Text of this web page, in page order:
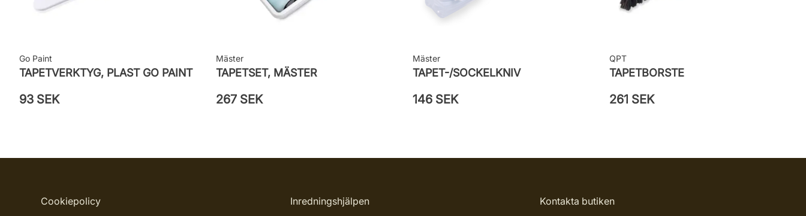
Go Paint
TAPETVERKTYG, PLAST GO PAINT
93 SEK
Mäster
TAPETSET, MÄSTER
267 SEK
Mäster
TAPET-/SOCKELKNIV
146 SEK
QPT
TAPETBORSTE
261 SEK
Cookiepolicy Inredningshjälpen Kontakta butiken